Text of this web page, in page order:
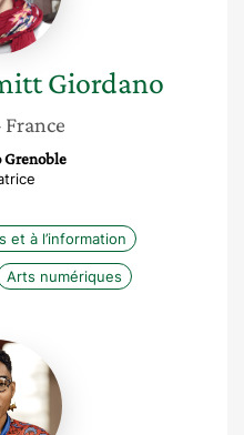
Giordano
France
Grenoble
et à l’information
Arts numériques